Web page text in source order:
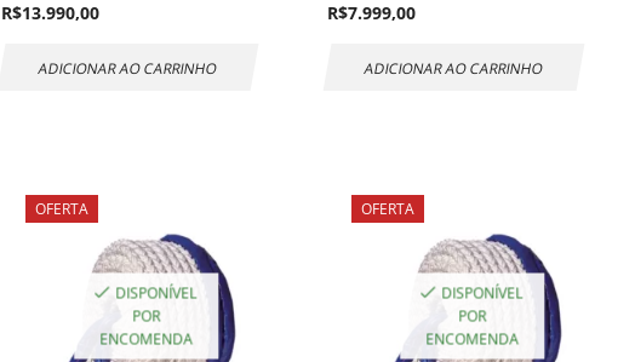
R$13.990,00
ADICIONAR AO CARRINHO
R$7.999,00
ADICIONAR AO CARRINHO
OFERTA
DISPONÍVEL
POR
ENCOMENDA
OFERTA
DISPONÍVEL
POR
ENCOMENDA